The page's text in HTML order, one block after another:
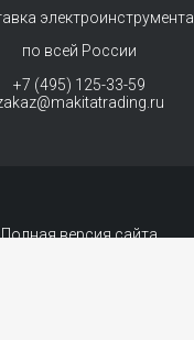
электроинструмента
по всей России
+7 (495) 125-33-59
Полная версия сайта